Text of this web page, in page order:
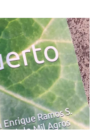
Cultural
En